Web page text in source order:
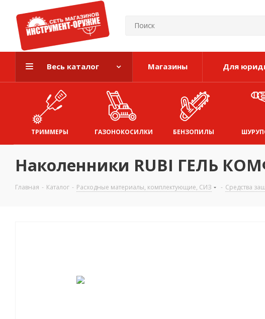
Весь каталог Магазины Для
ТРИММЕРЫ ГАЗОНОКОСИЛКИ БЕНЗОПИЛЫ
Наколенники RUBI ГЕЛЬ
Главная - Каталог - Расходные материалы, комплектующие, СИЗ - Средства